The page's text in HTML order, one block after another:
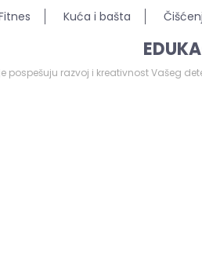
Kuća i bašta
pospešuju razvoj i kreativnost Vašeg